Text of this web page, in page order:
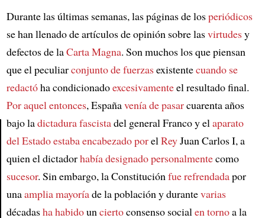
Article
Durante las últimas semanas, las páginas de losperiódicos
se han llenado de artículos de opinión sobre lasvirtudesy
defectos de laCarta Magna. Son muchos los que piensan
que el peculiarconjunto de fuerzasexistentecuando se
redactóha condicionadoexcesivamenteel resultado final.
Por aquel entonces, Españavenía de pasarcuarenta años
bajo ladictadura fascistadel general Franco y elaparato
del Estadoestaba encabezado porelReyJuan Carlos I, a
quien el dictadorhabía designado personalmentecomo
sucesor. Sin embargo, la Constituciónfue refrendadapor
unaamplia mayoríade la población y durantevarias
décadasha habidounciertoconsenso socialen tornoa la